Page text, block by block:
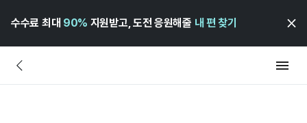
수수료 최대 90% 지원받고, 도전 응원해줄 내 편 찾기